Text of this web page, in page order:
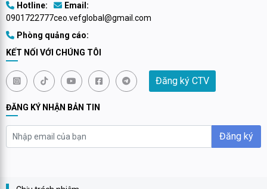
Hotline:
0901722777
Email:
ceo.vefglobal@gmail.com
Phòng quảng cáo:
KẾT NỐI VỚI CHÚNG TÔI
Đăng ký CTV
ĐĂNG KÝ NHẬN BẢN TIN
Đăng ký